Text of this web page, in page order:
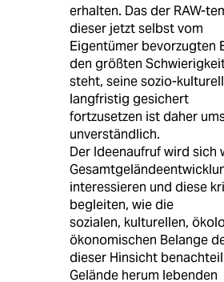
erhalten. Das der RAW-
dieser jetzt selbst vom
Eigentümer bevorzugten
den größten
steht, seine sozio-
langfristig gesichert
fortzusetzen ist daher
unverständlich.
Der Ideenaufruf wird sich
interessieren und diese
begleiten, wie die
sozialen, kulturellen,
ökonomischen Belange
dieser Hinsicht
Gelände herum lebenden